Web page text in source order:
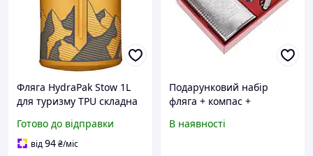
Фляга HydraPak Stow 1L
для туризму TPU складна
free 1
Готово до відправки
від94₴/міс
Подарунковий набір
фляга + компас +
Чоловічий подарунковий
В наявності